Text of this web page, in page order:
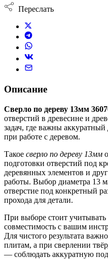
Переслать
Описание
Сверло по дереву 13мм
отверстий в древесине и
задач, где важны аккуратный
при работе с деревом.
Такое сверло по дереву 13мм
подготовки отверстий под
деревянных элементов и
работы. Выбор диаметра 13
отверстие под конкретный
прохода для детали.
При выборе стоит учитывать
совместимость с вашим
Для чистого результата
плитам, а при сверлении
— соблюдать аккуратную